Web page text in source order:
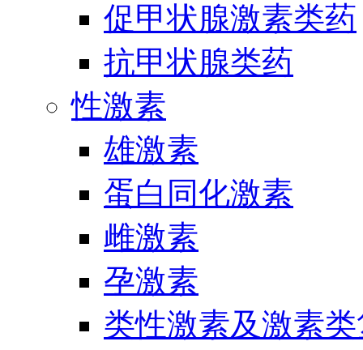
促甲状腺激素类药
抗甲状腺类药
性激素
雄激素
蛋白同化激素
雌激素
孕激素
类性激素及激素